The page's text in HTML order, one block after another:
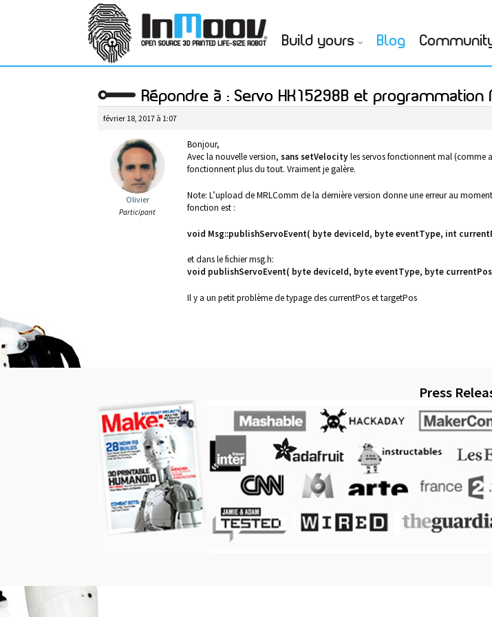
Build yours Blog
Répondre à : Servo HK15298B et programmation
février 18, 2017 à 1:07
Olivier
Participant
Bonjour,
Avec la nouvelle version, sans setVelocityles servos fonctionnent mal (comme
fonctionnent plus du tout. Vraiment je galère.
Note: L’upload de MRLComm de la dernière version donne une erreur au
fonction est :
void Msg::publishServoEvent( byte deviceId, byte eventType, int
et dans le fichier msg.h:
void publishServoEvent( byte deviceId, byte eventType, byte
Il y a un petit problème de typage des currentPos et targetPos
Press